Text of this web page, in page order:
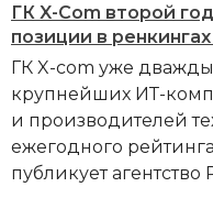
ГК X-Com второй
позиции в ренкингах
ГК X-com уже
крупнейших ИТ-
и производителей
ежегодного
публикует агентство